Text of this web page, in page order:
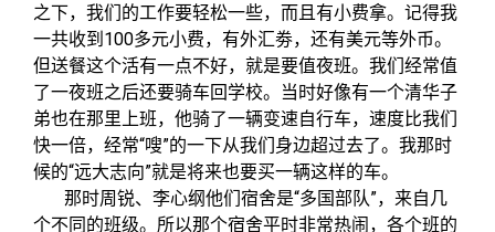
之下，我们的工作要轻松一些，而且有小费拿。记得我
一共收到100多元小费，有外汇劵，还有美元等外币。
但送餐这个活有一点不好，就是要值夜班。我们经常值
了一夜班之后还要骑车回学校。当时好像有一个清华子
弟也在那里上班，他骑了一辆变速自行车，速度比我们
快一倍，经常“嗖”的一下从我们身边超过去了。我那时
候的“远大志向”就是将来也要买一辆这样的车。
那时周锐、李心纲他们宿舍是“多国部队”，来自几
个不同的班级。所以那个宿舍平时非常热闹，各个班的